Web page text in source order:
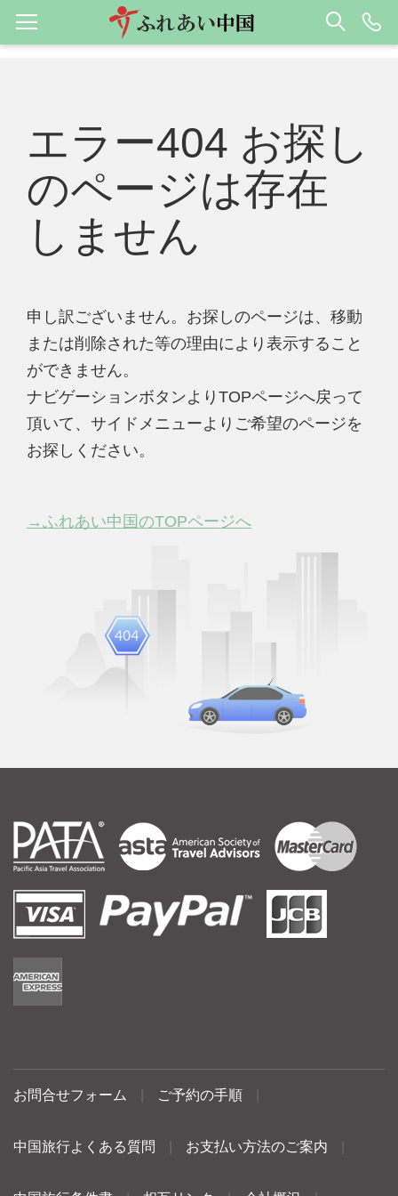
エラー404 お探し
のページは存在
しません
申し訳ございません。お探しのページは、移動
または削除された等の理由により表示すること
ができません。
ナビゲーションボタンよりTOPページへ戻って
頂いて、サイドメニューよりご希望のページを
お探しください。
→ふれあい中国のTOPページへ
お問合せフォーム ご予約の手順
中国旅行よくある質問 お支払い方法のご案内